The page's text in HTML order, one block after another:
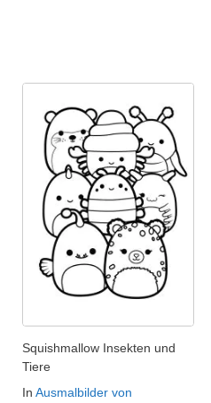
Squishmallow Insekten und
Tiere
In Ausmalbilder von